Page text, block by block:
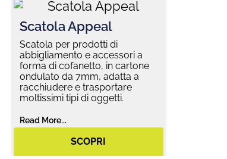
Scatola Appeal
Scatola per prodotti di
abbigliamento e accessori a
forma di cofanetto, in cartone
ondulato da 7mm, adatta a
racchiudere e trasportare
moltissimi tipi di oggetti.
Read More...
SCOPRI